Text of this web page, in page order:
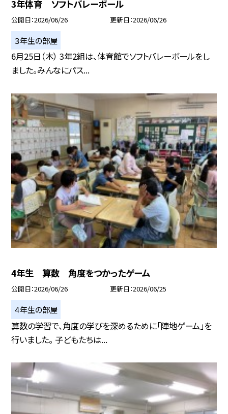
3年体育 ソフトバレーボール
公開日 2026/06/26 更新日 2026/06/26
３年生の部屋
6月25日（木） 3年2組は、体育館でソフトバレーボールをし
ました。みんなにパス...
4年生 算数 角度をつかったゲーム
公開日 2026/06/26 更新日 2026/06/25
４年生の部屋
算数の学習で、角度の学びを深めるために「陣地ゲーム」を
行いました。 子どもたちは...